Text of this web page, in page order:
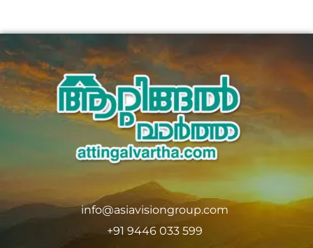
info@asiavisiongroup.com
+91 9446 033 599